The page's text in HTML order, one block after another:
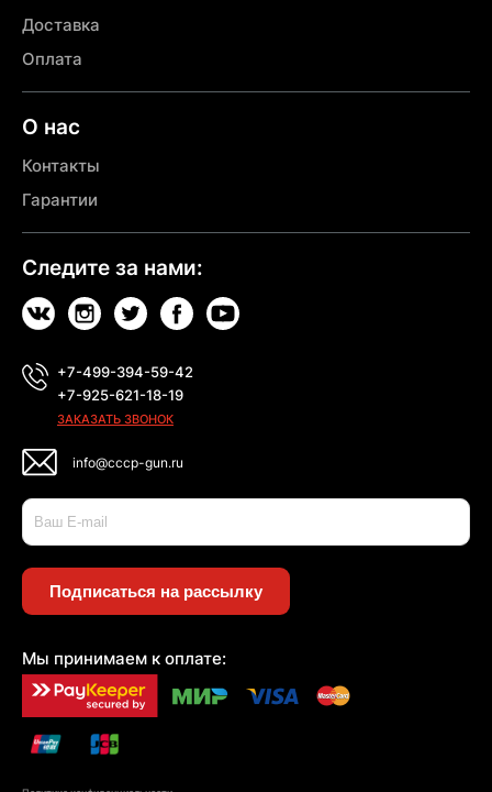
Доставка
Оплата
О нас
Контакты
Гарантии
Следите за нами:
+7-499-394-59-42
+7-925-621-18-19
ЗАКАЗАТЬ ЗВОНОК
info@cccp-gun.ru
Подписаться на рассылку
Мы принимаем к оплате: